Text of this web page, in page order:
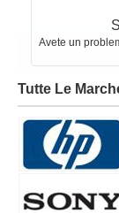
Avete un
Tutte Le